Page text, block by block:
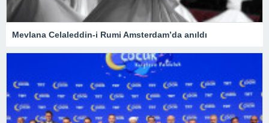
Mevlana Celaleddin-i Rumi Amsterdam’da anıldı